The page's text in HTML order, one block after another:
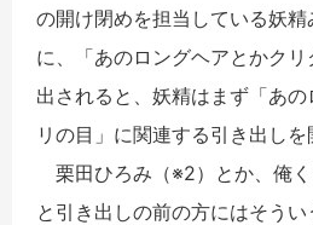
の開け閉めを担当している妖
に、「あのロングヘアとかク
出されると、妖精はまず「あ
リの目」に関連する引き出しを
栗田ひろみ（※2）とか、俺
と引き出しの前の方にはそうい